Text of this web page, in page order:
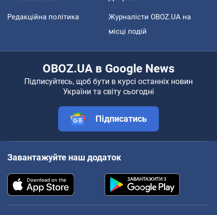
Редакційна політика
Журналісти OBOZ.UA на
місці подій
OBOZ.UA в Google News
Підписуйтесь, щоб бути в курсі останніх новин
України та світу сьогодні
Підписатись
Завантажуйте наш додаток